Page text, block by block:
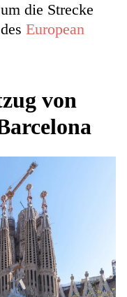
die Strecke
European
von